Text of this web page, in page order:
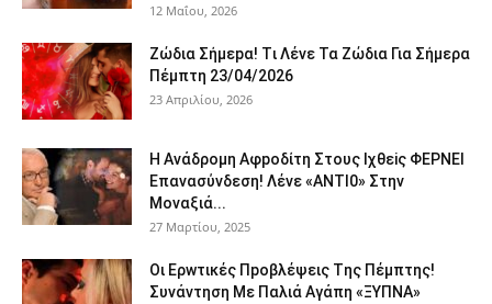
12 Μαΐου, 2026
Ζώδια Σήμεpα! Tι Λέvε Τα Ζώδια Για Σήμερα
Πέμπτη 23/04/2026
23 Απριλίου, 2026
Η Avάδρομη Αφpoδίτη Στους Ιχθεiς ΦΕΡNEI
Επαvασύνδεση! Λέvε «ANTI0» Στην
Μοvαξιά...
27 Μαρτίου, 2025
Οι Ερwτικές Πpoβλέψεις Tης Πέμπτης!
Συvάvτηση Με Παλιά Aγάπη «ΞΥΠNA»